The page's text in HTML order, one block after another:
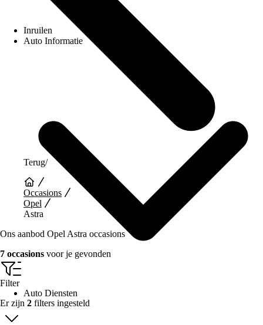
Inruilen
Auto Informatie
Auto Diensten
Terug/
Occasions
Opel
Astra
Ons aanbod Opel Astra occasions
7 occasions voor je gevonden
Filter
Er zijn 2 filters ingesteld